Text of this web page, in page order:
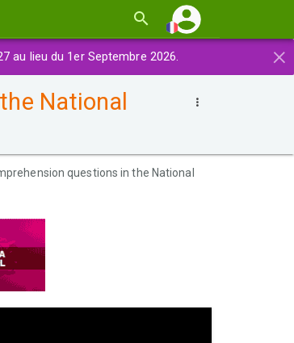
×
au lieu du 1er Septembre 2026.
National
questions in the National